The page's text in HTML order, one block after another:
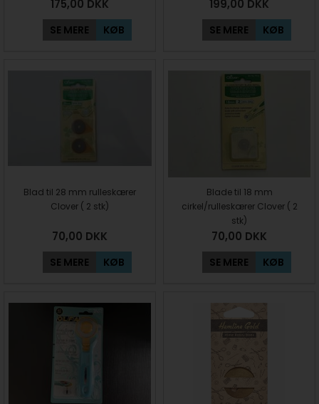
175,00 DKK
SE MERE KØB
199,00 DKK
SE MERE KØB
Blad til 28 mm rulleskærer
Clover ( 2 stk)
70,00 DKK
SE MERE KØB
Blade til 18 mm
cirkel/rulleskærer Clover ( 2
stk)
70,00 DKK
SE MERE KØB